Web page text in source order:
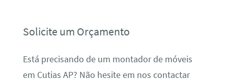
Solicite um Orçamento
Está precisando de um montador de móveis
em Cutias AP? Não hesite em nos contactar